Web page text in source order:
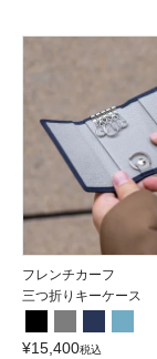
フレンチカーフ
三つ折りキーケース
¥15,400税込